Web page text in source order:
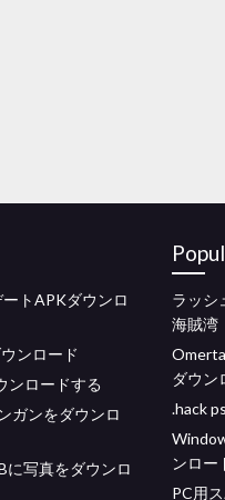
トAPKダウンロ
ンロード
ンロードする
ガンをダウンロ
に写真をダウンロ
ラッシ
海賊湾
ダウン
.hack
ンロー
PC用